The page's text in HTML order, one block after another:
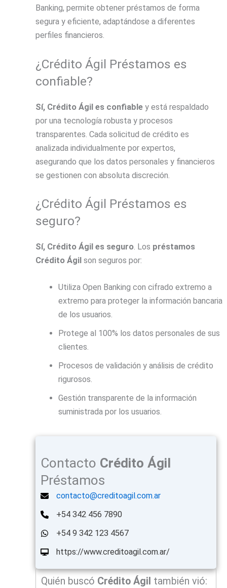
Banking, permite obtener préstamos de forma
segura y eficiente, adaptándose a diferentes
perfiles financieros.
¿Crédito Ágil Préstamos es
confiable?
Sí, Crédito Ágil es confiabley está respaldado
por una tecnología robusta y procesos
transparentes. Cada solicitud de crédito es
analizada individualmente por expertos,
asegurando que los datos personales y financieros
se gestionen con absoluta discreción.
¿Crédito Ágil Préstamos es
seguro?
Sí, Crédito Ágil es seguro. Los préstamos
Crédito Ágil son seguros por:
Utiliza Open Banking con cifrado extremo a
extremo para proteger la información bancaria
de los usuarios.
Protege al 100% los datos personales de sus
clientes.
Procesos de validación y análisis de crédito
rigurosos.
Gestión transparente de la información
suministrada por los usuarios.
Contacto Crédito Ágil
Préstamos
contacto@creditoagil.com.ar
+54 342 456 7890
+54 9 342 123 4567
https://www.creditoagil.com.ar/
Quién buscó Crédito Ágil también vió: